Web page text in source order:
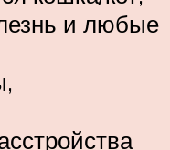
и любые